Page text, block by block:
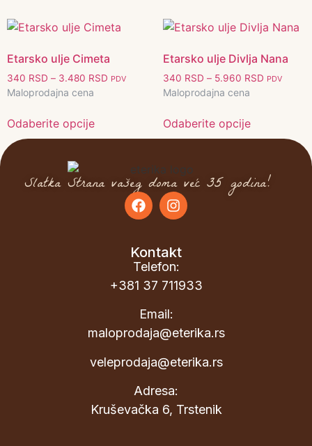
Etarsko ulje Cimeta
340 RSD – 3.480 RSD PDV
Maloprodajna cena
Odaberite opcije
Etarsko ulje Divlja Nana
340 RSD – 5.960 RSD PDV
Maloprodajna cena
Odaberite opcije
Slatka Strana vašeg doma već 35 godina!
Kontakt
Telefon:
+381 37 711933
Email:
maloprodaja@eterika.rs
veleprodaja@eterika.rs
Adresa:
Kruševačka 6, Trstenik